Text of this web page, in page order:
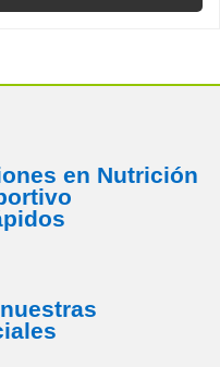
en Nutrición